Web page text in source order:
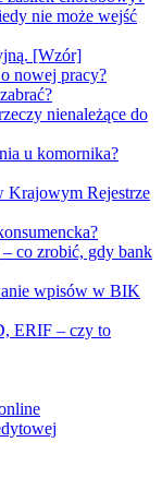
nie może wejść
[Wzór]
nowej pracy?
nienależące do
u komornika?
Krajowym Rejestrze
co zrobić, gdy bank
wpisów w BIK
ERIF – czy to